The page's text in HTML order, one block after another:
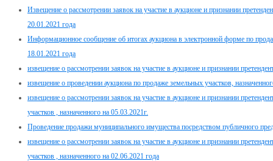
Извещение о рассмотрении заявок на участие в аукционе и признании
20.01.2021 года
Информационное сообщение об итогах аукциона в электронной форме по
18.01.2021 года
извещение о рассмотрении заявок на участие в аукционе и признании
извещение о проведении аукциона по продаже земельных участков,
извещение о рассмотрении заявок на участие в аукционе и признании
участков , назначенного на 05.03.2021г.
Проведение продажи муниципального имущества посредством публичного
извещение о рассмотрении заявок на участие в аукционе и признании
участков , назначенного на 02.06.2021 года